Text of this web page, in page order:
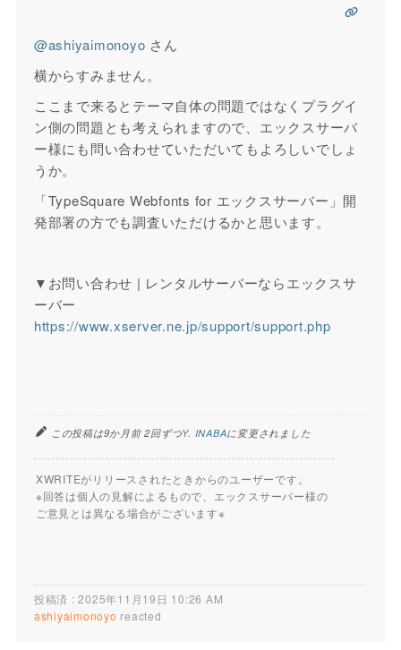
@ashiyaimonoyo さん
横からすみません。
ここまで来るとテーマ自体の問題ではなくプラグイ
ン側の問題とも考えられますので、エックスサーバ
ー様にも問い合わせていただいてもよろしいでしょ
うか。
「TypeSquare Webfonts for エックスサーバー」開
発部署の方でも調査いただけるかと思います。
▼お問い合わせ | レンタルサーバーならエックスサ
ーバー
https://www.xserver.ne.jp/support/support.php
この投稿は9か月前 2回ずつY. INABAに変更されました
XWRITEがリリースされたときからのユーザーです。
※回答は個人の見解によるもので、エックスサーバー様の
ご意見とは異なる場合がございます※
投稿済 : 2025年11月19日 10:26 AM
ashiyaimonoyo reacted